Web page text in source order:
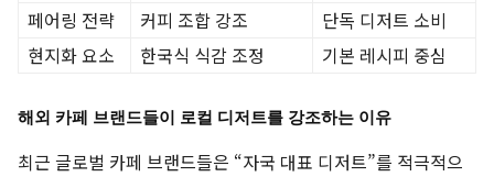
페어링 전략
커피 조합 강조
단독 디저트 소비
현지화 요소
한국식 식감 조정 기본 레시피 중심
해외 카페 브랜드들이 로컬 디저트를 강조하는 이유
최근 글로벌 카페 브랜드들은 “자국 대표 디저트”를 적극적으